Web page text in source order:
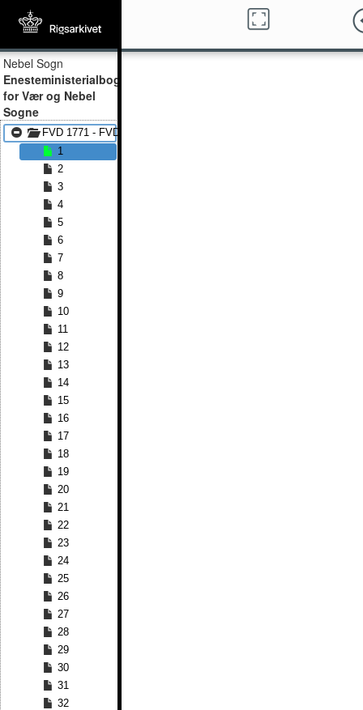
Nebel Sogn
Enesteministerialbog
for Vær og Nebel
Sogne
FVD 1771 - FVD 1813
1
2
3
4
5
6
7
8
9
10
11
12
13
14
15
16
17
18
19
20
21
22
23
24
25
26
27
28
29
30
31
32